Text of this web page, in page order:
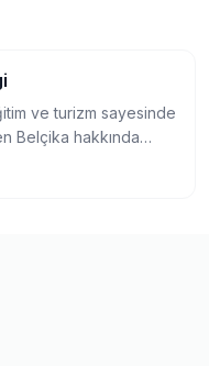
ve turizm sayesinde
Belçika hakkında